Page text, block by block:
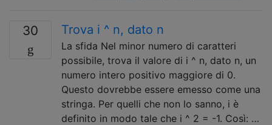
30 Trova i ^ n, dato n
La sfida Nel minor numero di caratteri
possibile, trova il valore di i ^ n, dato n, un
numero intero positivo maggiore di 0.
Questo dovrebbe essere emesso come una
stringa. Per quelli che non lo sanno, i è
definito in modo tale che i ^ 2 = -1. Così: …